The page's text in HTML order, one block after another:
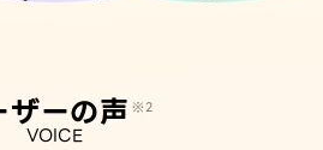
ザーの声 ※2
VOICE